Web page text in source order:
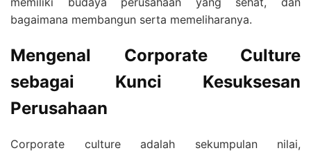
bagaimana membangun serta memeliharanya.
Mengenal Corporate Culture
sebagai Kunci Kesuksesan
Perusahaan
Corporate culture adalah sekumpulan nilai,